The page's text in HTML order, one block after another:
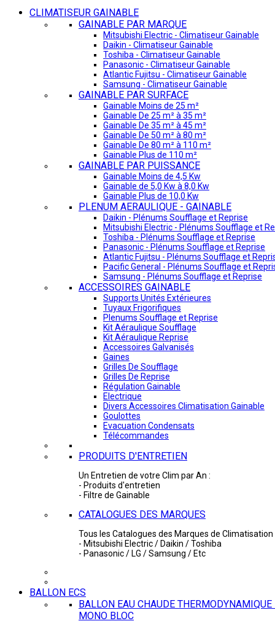
CLIMATISEUR GAINABLE
GAINABLE PAR MARQUE
Mitsubishi Electric - Climatiseur Gainable
Daikin - Climatiseur Gainable
Toshiba - Climatiseur Gainable
Panasonic - Climatiseur Gainable
Atlantic Fujitsu - Climatiseur Gainable
Samsung - Climatiseur Gainable
GAINABLE PAR SURFACE
Gainable Moins de 25 m²
Gainable De 25 m² à 35 m²
Gainable De 35 m² à 45 m²
Gainable De 50 m² à 80 m²
Gainable De 80 m² à 110 m²
Gainable Plus de 110 m²
GAINABLE PAR PUISSANCE
Gainable Moins de 4,5 Kw
Gainable de 5,0 Kw à 8,0 Kw
Gainable Plus de 10,0 Kw
PLENUM AERAULIQUE - GAINABLE
Daikin - Plénums Soufflage et Reprise
Mitsubishi Electric - Plénums Soufflage et
Toshiba - Plénums Soufflage et Reprise
Panasonic - Plénums Soufflage et Reprise
Atlantic Fujitsu - Plénums Soufflage et
Pacific General - Plénums Soufflage et
Samsung - Plénums Soufflage et Reprise
ACCESSOIRES GAINABLE
Supports Unités Extérieures
Tuyaux Frigorifiques
Plenums Soufflage et Reprise
Kit Aéraulique Soufflage
Kit Aéraulique Reprise
Accessoires Galvanisés
Gaines
Grilles De Soufflage
Grilles De Reprise
Régulation Gainable
Electrique
Divers Accessoires Climatisation Gainable
Goulottes
Evacuation Condensats
Télécommandes
PRODUITS D'ENTRETIEN
Un Entretien de votre Clim par An :
- Produits d'entretien
- Filtre de Gainable
CATALOGUES DES MARQUES
Tous les Catalogues des Marques de Climatisation
- Mitsubishi Electric / Daikin / Toshiba
- Panasonic / LG / Samsung / Etc
BALLON ECS
BALLON EAU CHAUDE THERMODYNAMIQUE
MONO BLOC